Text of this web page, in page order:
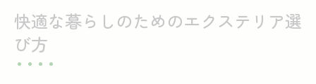
快適な暮らしのためのエクステリア選
び方